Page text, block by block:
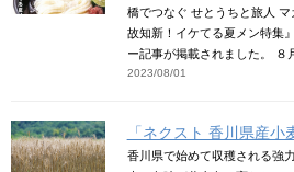
橋でつなぐ せとうちと旅人
故知新！イケてる夏メン特集
ー記事が掲載されました。 ８
2023/08/01
「ネクスト 香川県産小
香川県で始めて収穫される強